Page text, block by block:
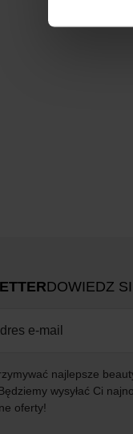
DOWIEDZ
najlepsze
wysyłać Ci
oferty!